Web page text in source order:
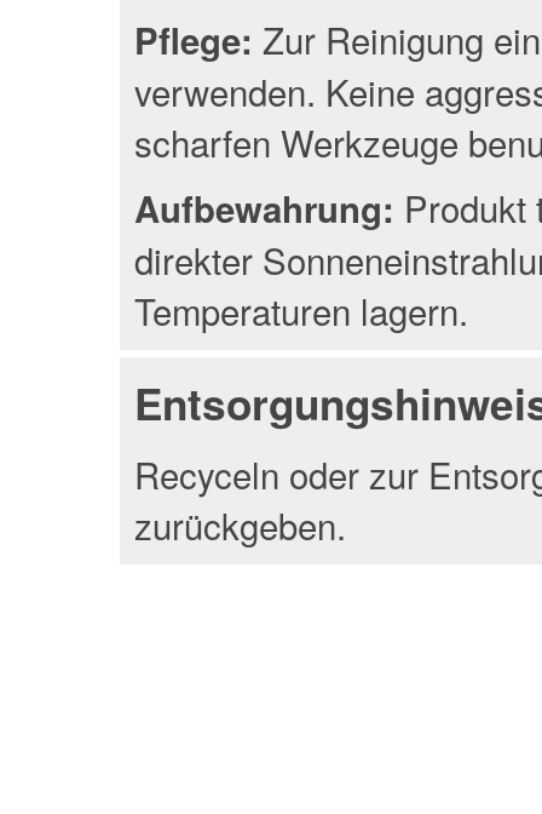
Pflege: Zur Reinigung
verwenden. Keine
scharfen Werkzeuge
Aufbewahrung: Produkt
direkter
Temperaturen lagern.
Recyceln oder zur
zurückgeben.